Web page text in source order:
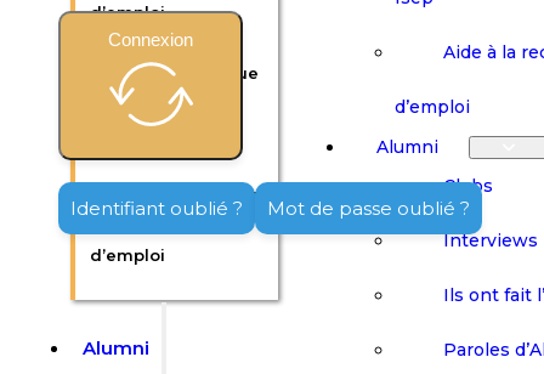
d’emploi
Formation continue
Aide à la recherche
d’emploi
Alumni
Aide à la
d’emploi
Alumni
Clubs
Interviews
Ils ont fait
Paroles
Connexion
Identifiant oublié ? Mot de passe oublié ?